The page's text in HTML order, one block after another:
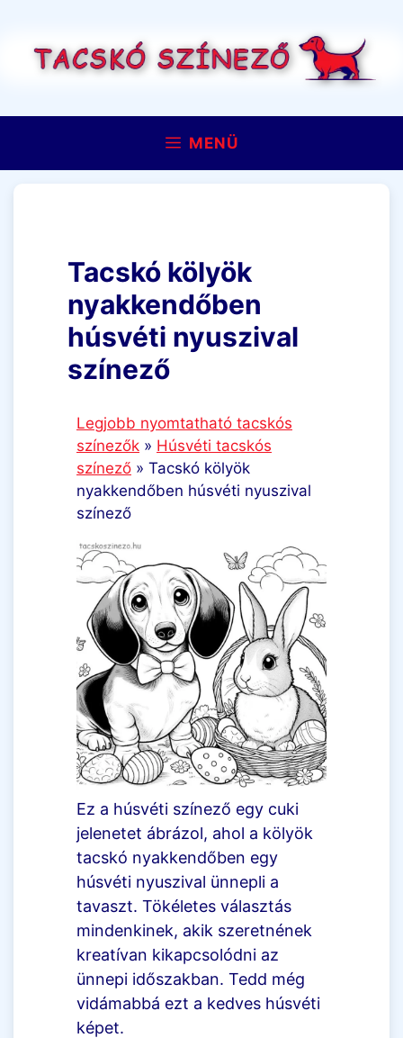
tartalomba
MENÜ
Tacskó kölyök
nyakkendőben
húsvéti nyuszival
színező
Legjobb nyomtatható tacskós
színezők » Húsvéti tacskós
színező » Tacskó kölyök
nyakkendőben húsvéti nyuszival
színező
Ez a húsvéti színező egy cuki
jelenetet ábrázol, ahol a kölyök
tacskó nyakkendőben egy
húsvéti nyuszival ünnepli a
tavaszt. Tökéletes választás
mindenkinek, akik szeretnének
kreatívan kikapcsolódni az
ünnepi időszakban. Tedd még
vidámabbá ezt a kedves húsvéti
képet.